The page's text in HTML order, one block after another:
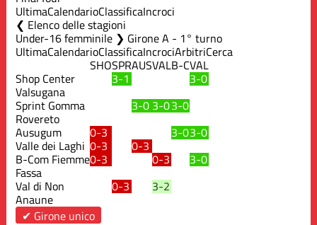
UltimaCalendarioClassificaIncroci
Elenco delle stagioni
Under-16 femminile ❯ Girone A - 1° turno
UltimaCalendarioClassificaIncrociArbitriCerca
SHOSPRAUSVALB-CVAL
Shop Center
Valsugana
3-1
3-0
Sprint Gomma
Rovereto
3-0 3-03-0
Ausugum
0-3 3-03-0
Valle dei Laghi 0-3 0-3
B-Com Fiemme
Fassa
0-3 0-3
3-0
Val di Non
Anaune
0-3
3-2
✔ Girone unico